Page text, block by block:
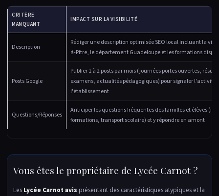
CRITÈRE
MANQUANT
IMPACT SUR LA VISIBILITÉ
Description
Rédiger une description optimisée SEO local incluant la
à-Pitre, le département Guadeloupe et les formations
Posts Google
Publier 1 à 2 posts par mois (journées portes ouvertes,
examens, actualités pédagogiques) pour signaler l'activité
l'établissement
Questions/Réponses
Anticiper les questions fréquentes des familles et élèves
formations, transport scolaire) et y répondre en amont
Vous êtes le propriétaire de Lycée Carnot ?
Les Lycée Carnot avis présentant des caractéristiques atypiques et la